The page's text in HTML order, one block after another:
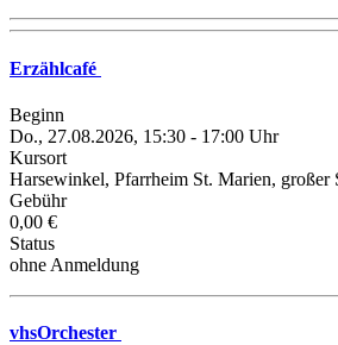
Erzählcafé
Beginn
Do., 27.08.2026, 15:30 - 17:00 Uhr
Kursort
Harsewinkel, Pfarrheim St. Marien, großer
Gebühr
0,00 €
Status
ohne Anmeldung
vhsOrchester